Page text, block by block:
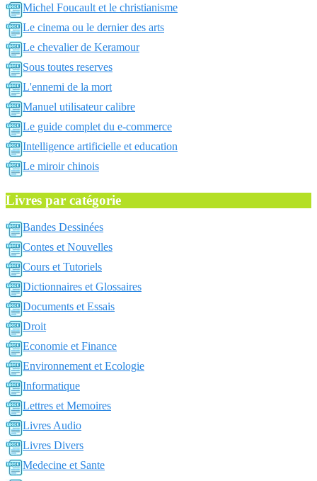
Michel Foucault et le christianisme
Le cinema ou le dernier des arts
Le chevalier de Keramour
Sous toutes reserves
L'ennemi de la mort
Manuel utilisateur calibre
Le guide complet du e-commerce
Intelligence artificielle et education
Le miroir chinois
Livres par catégorie
Bandes Dessinées
Contes et Nouvelles
Cours et Tutoriels
Dictionnaires et Glossaires
Documents et Essais
Droit
Economie et Finance
Environnement et Ecologie
Informatique
Lettres et Memoires
Livres Audio
Livres Divers
Medecine et Sante